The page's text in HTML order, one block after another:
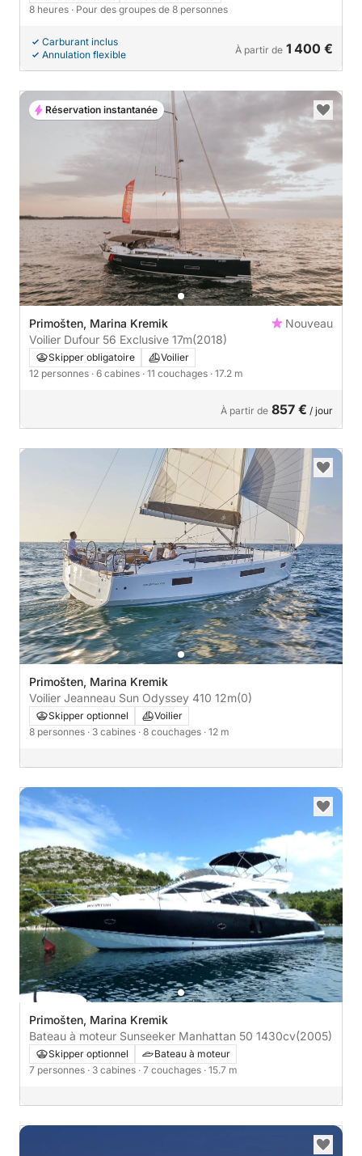
8 heures · Pour des groupes de 8 personnes
Carburant inclus
Annulation flexible
À partir de 1 400 €
Primošten, Marina Kremik
Nouveau
Voilier Dufour 56 Exclusive 17m(2018)
Skipper obligatoire
Voilier
12 personnes · 6 cabines · 11 couchages · 17.2 m
À partir de 857 € / jour
Réservation instantanée
Primošten, Marina Kremik
Voilier Jeanneau Sun Odyssey 410 12m(0)
Skipper optionnel
Voilier
8 personnes · 3 cabines · 8 couchages · 12 m
Primošten, Marina Kremik
Bateau à moteur Sunseeker Manhattan 50 1430cv(2005)
Skipper optionnel
Bateau à moteur
7 personnes · 3 cabines · 7 couchages · 15.7 m